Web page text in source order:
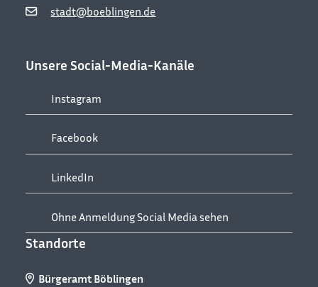
stadt@boeblingen.de
Unsere Social-Media-Kanäle
Instagram
Facebook
LinkedIn
Ohne Anmeldung Social Media sehen
Standorte
Bürgeramt Böblingen